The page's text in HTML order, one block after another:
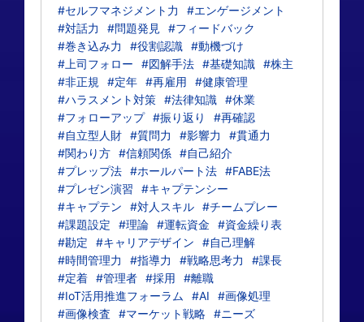
#セルフマネジメント力
#エンゲージメント
#対話力
#問題発見
#フィードバック
#巻き込み力
#役割認識 #動機づけ
#上司フォロー
#図解手法 #基礎知識 #株主
#非正規
#定年 #再雇用
#健康管理
#ハラスメント対策 #法律知識 #休業
#フォローアップ #振り返り
#再確認
#自立型人財 #質問力 #影響力
#貫通力
#関わり方 #信頼関係 #自己紹介
#プレップ法 #ホールパート法 #FABE法
#プレゼン演習
#キャプテンシー
#キャプテン
#対人スキル #チームプレー
#課題設定
#理論 #運転資金
#資金繰り表
#勘定
#キャリアデザイン
#自己理解
#時間管理力
#指導力 #戦略思考力
#課長
#定着 #管理者 #採用
#離職
#IoT活用推進フォーラム
#AI
#画像処理
#画像検査
#マーケット戦略 #ニーズ